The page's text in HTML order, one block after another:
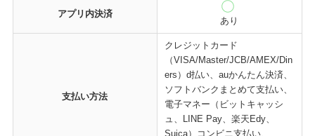
アプリ内決済
あり
支払い方法
クレジットカード
（VISA/Master/JCB/AMEX/Din
ers）d払い、auかんたん決済、
ソフトバンクまとめて支払い、
電子マネー（ビットキャッシ
ュ、LINE Pay、楽天Edy、
Suica）コンビニ支払い、